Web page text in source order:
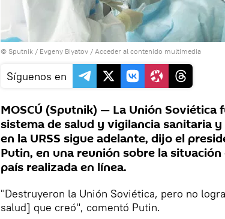
© Sputnik / Evgeny Biyatov / Acceder al contenido multimedia
Síguenos en
MOSCÚ (Sputnik) — La Unión Soviética
sistema de salud y vigilancia sanitaria
en la URSS sigue adelante, dijo el
Putin, en una reunión sobre la
país realizada en línea.
"Destruyeron la Unión Soviética, pero no
salud] que creó", comentó Putin.